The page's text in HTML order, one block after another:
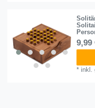
9,99
* inkl.